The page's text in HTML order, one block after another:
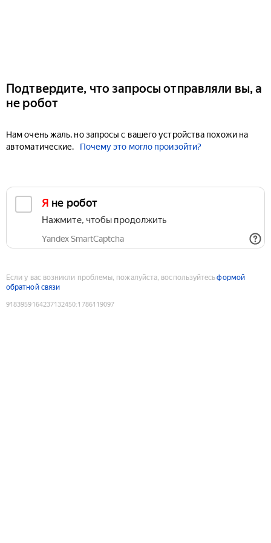
Подтвердите, что запросы отправляли вы, а
не робот
Нам очень жаль, но запросы с вашего устройства похожи на
автоматические.
Почему это могло произойти?
Я не робот
Нажмите, чтобы продолжить
Yandex SmartCaptcha
Если у вас возникли проблемы, пожалуйста, воспользуйтесьформой
обратной связи
9183959164237132450:1786119097